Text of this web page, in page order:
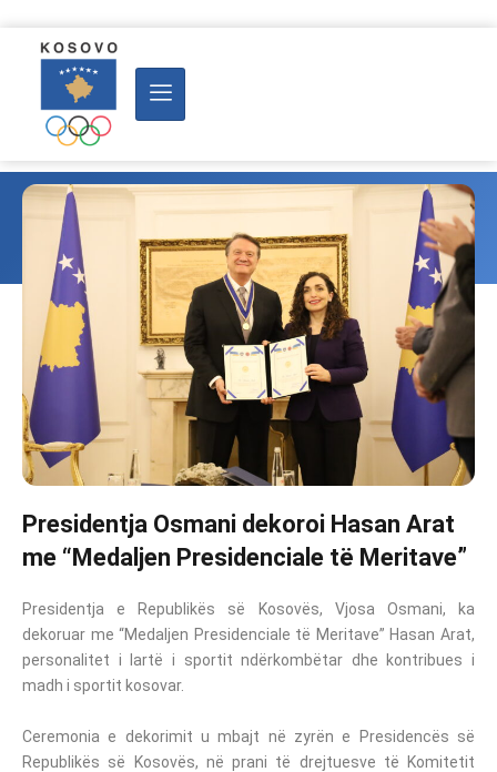
Presidentja Osmani dekoroi Hasan Arat
me “Medaljen Presidenciale të Meritave”
Presidentja e Republikës së Kosovës, Vjosa Osmani, ka
dekoruar me “Medaljen Presidenciale të Meritave” Hasan Arat,
personalitet i lartë i sportit ndërkombëtar dhe kontribues i
madh i sportit kosovar.
Ceremonia e dekorimit u mbajt në zyrën e Presidencës së
Republikës së Kosovës, në prani të drejtuesve të Komitetit